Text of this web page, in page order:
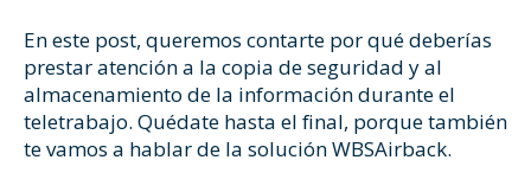
En este post, queremos contarte por qué deberías
prestar atención a la copia de seguridad y al
almacenamiento de la información durante el
teletrabajo. Quédate hasta el final, porque también
te vamos a hablar de la solución WBSAirback.